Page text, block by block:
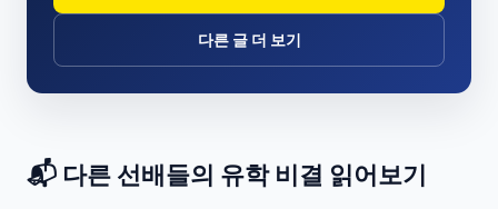
다른 글 더 보기
📬 다른 선배들의 유학 비결 읽어보기